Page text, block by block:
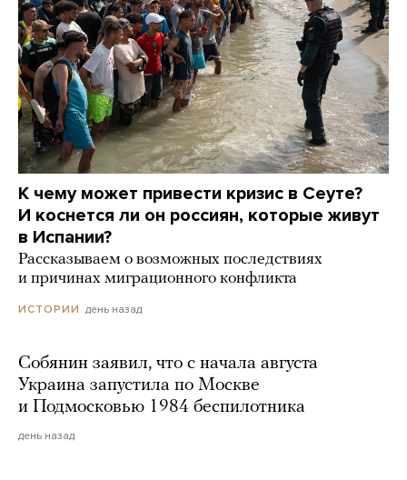
К чему может привести кризис в Сеуте?
И коснется ли он россиян, которые живут
в Испании?
Рассказываем о возможных последствиях
и причинах миграционного конфликта
ИСТОРИИ день назад
Собянин заявил, что с начала августа
Украина запустила по Москве
и Подмосковью 1984 беспилотника
день назад